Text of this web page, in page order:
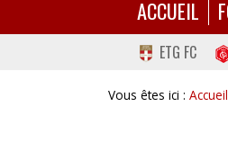
ACCUEIL
ETG FC
Vous êtes ici : Accueil